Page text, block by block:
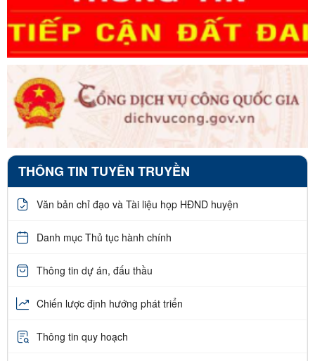
THÔNG TIN TUYÊN TRUYỀN
Văn bản chỉ đạo và Tài liệu họp HĐND huyện
Danh mục Thủ tục hành chính
Thông tin dự án, đấu thầu
Chiến lược định hướng phát triển
Thông tin quy hoạch